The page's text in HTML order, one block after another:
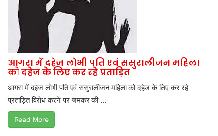
आगरा में दहेज लोभी पति एवं ससुरालीजन महिला
को दहेज के लिए कर रहे प्रताड़ित
आगरा में दहेज लोभी पति एवं ससुरालीजन महिला को दहेज के लिए कर रहे
प्रताड़ित विरोध करने पर जमकर की ...
Read More